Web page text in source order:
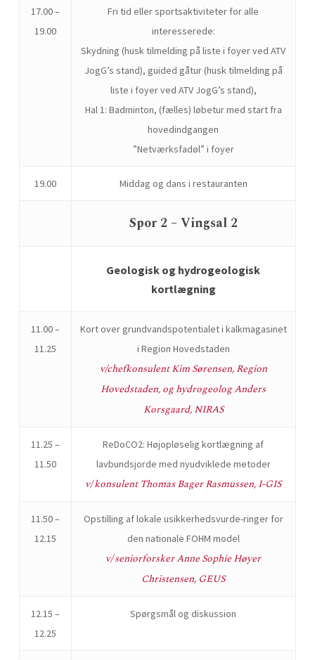
17.00 –
19.00
Fri tid eller sportsaktiviteter for alle
interesserede:
Skydning (husk tilmelding på liste i foyer ved ATV
JogG’s stand), guided gåtur (husk tilmelding på
liste i foyer ved ATV JogG’s stand),
Hal 1: Badminton, (fælles) løbetur med start fra
hovedindgangen
”Netværksfadøl” i foyer
19.00 Middag og dans i restauranten
Spor 2 – Vingsal 2
Geologisk og hydrogeologisk
kortlægning
11.00 –
11.25
Kort over grundvandspotentialet i kalkmagasinet
i Region Hovedstaden
v/chefkonsulent Kim Sørensen, Region
Hovedstaden, og hydrogeolog Anders
Korsgaard, NIRAS
11.25 –
11.50
ReDoCO2: Højopløselig kortlægning af
lavbundsjorde med nyudviklede metoder
v/ konsulent Thomas Bager Rasmussen, I-GIS
11.50 –
12.15
Opstilling af lokale usikkerhedsvurde-ringer for
den nationale FOHM model
v/ seniorforsker Anne Sophie Høyer
Christensen, GEUS
12.15 –
12.25
Spørgsmål og diskussion